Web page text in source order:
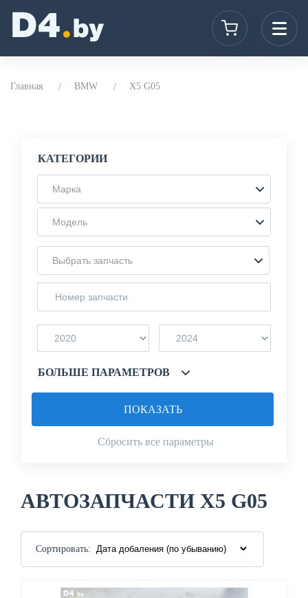
Главная BMW X5 G05
КАТЕГОРИИ
Марка
Модель
Выбрать запчасть
БОЛЬШЕ ПАРАМЕТРОВ
Сбросить все параметры
ПОКАЗАТЬ
АВТОЗАПЧАСТИ X5 G05
Сортировать: